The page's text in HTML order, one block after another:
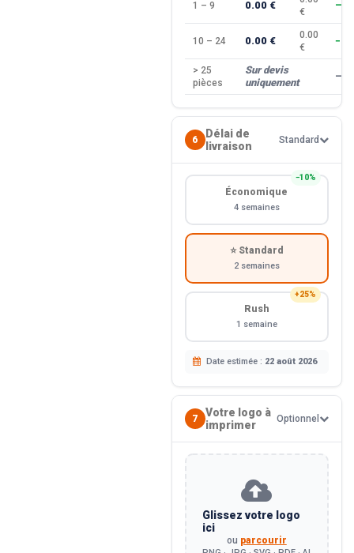
1 – 9 0.00 €
€
—
10 – 24 0.00 €
0.00
€
> 25
pièces
Sur devis
uniquement
—
6
Délai de
livraison
Standard
−10%
Économique
4 semaines
⭐ Standard
2 semaines
+25%
Rush
1 semaine
Date estimée : 22 août 2026
7
Votre logo à
imprimer
Optionnel
Glissez votre logo
ici
ou parcourir